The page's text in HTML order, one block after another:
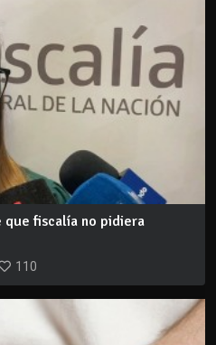
fiscalía no pidiera
110